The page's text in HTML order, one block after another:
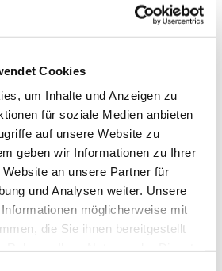
Cookies
um Inhalte und Anzeigen zu
für soziale Medien anbieten
auf unsere Website zu
geben wir Informationen zu Ihrer
an unsere Partner für
und Analysen weiter. Unsere
möglicherweise mit
die Sie ihnen bereitgestellt